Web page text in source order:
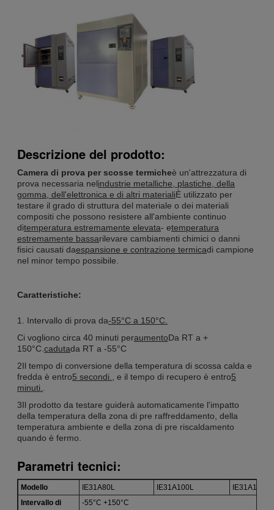
Descrizione del prodotto:
Camera di prova per scosse termicheè un'attrezzatura di
prova necessaria nelindustrie metalliche, plastiche, della
gomma, dell'elettronica e di altri materialiÈ utilizzato per
testare il grado di struttura del materiale o dei materiali
compositi che possono resistere all'ambiente continuo
ditemperatura estremamente elevata- etemperatura
estremamente bassarilevare cambiamenti chimici o danni
fisici causati daespansione e contrazione termicadi campione
nel minor tempo possibile.
Caratteristiche:
1. Intervallo di prova da-55°C a 150°C.
Ci vogliono circa 40 minuti peraumentoDa RT a +
150°C. cadutada RT a -55°C
2Il tempo di conversione della temperatura di scossa calda e
fredda è entro5 secondi. , e il tempo di recupero è entro5
minuti.
3Il prodotto da testare guiderà automaticamente l'impatto
della temperatura della zona di pre raffreddamento, della
temperatura ambiente e della zona di pre riscaldamento
quando è fermo.
Parametri tecnici:
Modello IE31A80L IE31A100L
IE31A150L
Intervallo di
-55°C +150°C